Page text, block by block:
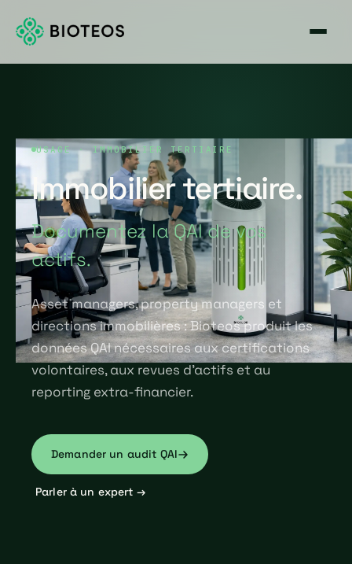
USAGE · IMMOBILIER TERTIAIRE
Immobilier tertiaire.
Documentez la QAI de vos
actifs.
Asset managers, property managers et
directions immobilières : Bioteos produit les
données QAI nécessaires aux certifications
volontaires, aux revues d'actifs et au
reporting extra-financier.
Demander un audit QAI
Parler à un expert →